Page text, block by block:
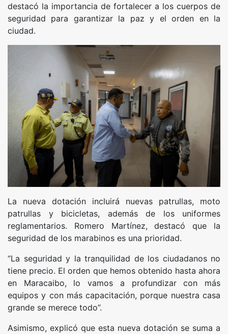
destacó la importancia de fortalecer a los cuerpos de
seguridad para garantizar la paz y el orden en la
ciudad.
La nueva dotación incluirá nuevas patrullas, moto
patrullas y bicicletas, además de los uniformes
reglamentarios. Romero Martínez, destacó que la
seguridad de los marabinos es una prioridad.
“La seguridad y la tranquilidad de los ciudadanos no
tiene precio. El orden que hemos obtenido hasta ahora
en Maracaibo, lo vamos a profundizar con más
equipos y con más capacitación, porque nuestra casa
grande se merece todo”.
Asimismo, explicó que esta nueva dotación se suma a